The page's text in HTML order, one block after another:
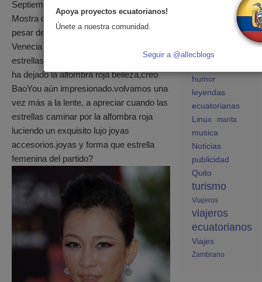
Septiembre 13,2011 ,la 68ª edición de la
Mostra de Venecia moda inventario.a
pesar de que el Festival de Cine de
Venecia 2011 ha terminado, pero las
estrellas de la «ciudad de agua» que le
ha dejado la alfombra roja belleza,creo
BaoYou aún impresionado.volvamos una
vez más a la lente, a apreciar cuando las
estrellas caminar por la alfombra roja
luciendo un exquisito lujo joyas
accesorios.joyas y forma que estrella
femenina del partido?
estudiantes
humor
leyendas
ecuatorianas
Linux
manta
musica
Noticias
publicidad
Quito
turismo
Viajeros
viajeros
ecuatorianos
Viajes
Zambrano
Apoya proyectos ecuatorianos!
Únete a nuestra comunidad.
Seguir a @allecblogs